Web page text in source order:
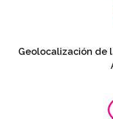
Geolocalización de